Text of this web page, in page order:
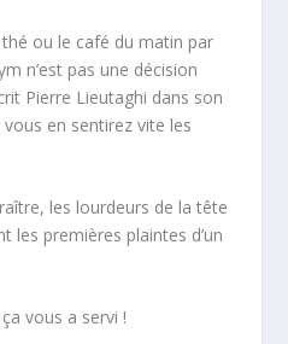
ou le café du matin par
n’est pas une décision
Pierre Lieutaghi dans son
vous en sentirez vite les
les lourdeurs de la tête
les premières plaintes d’un
vous a servi !